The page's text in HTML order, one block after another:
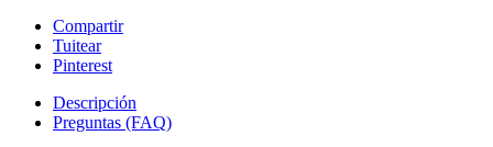
Compartir
Tuitear
Pinterest
Descripción
Preguntas (FAQ)